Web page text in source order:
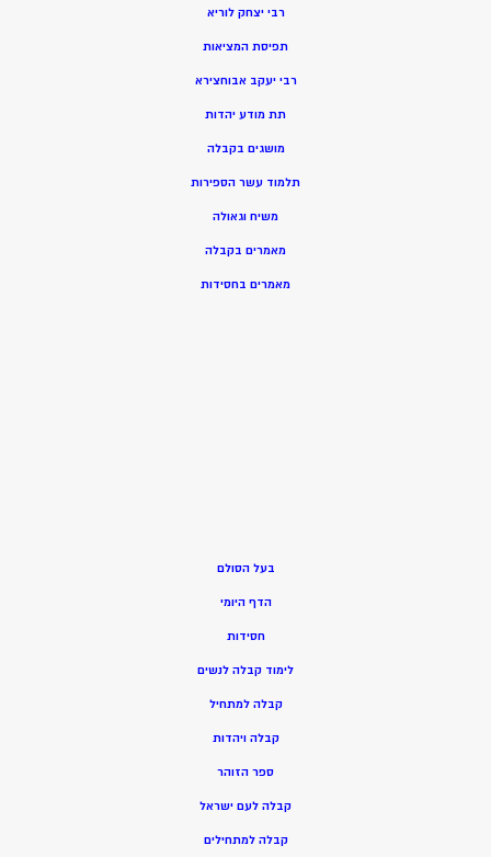
רבי יצחק לוריא
תפיסת המציאות
רבי יעקב אבוחצירא
תת מודע יהדות
מושגים בקבלה
תלמוד עשר הספירות
משיח וגאולה
מאמרים בקבלה
מאמרים בחסידות
בעל הסולם
הדף היומי
חסידות
לימוד קבלה לנשים
קבלה למתחיל
קבלה ויהדות
ספר הזוהר
קבלה לעם ישראל
קבלה למתחילים